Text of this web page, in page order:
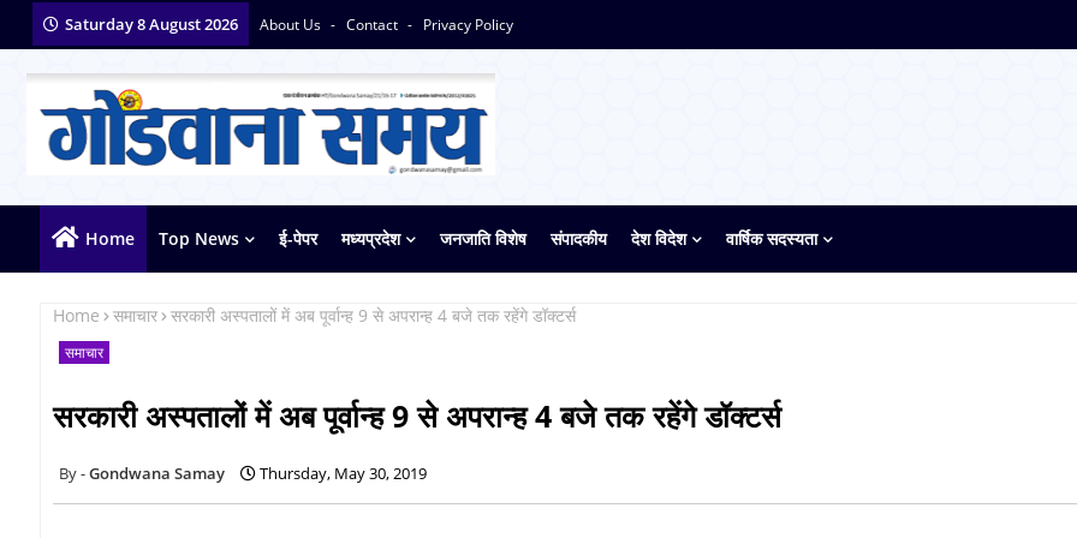
Saturday 8 August 2026 About Us Contact Privacy Policy
Home Top News ई-पेपर मध्यप्रदेश जनजाति विशेष संपादकीय देश विदेश वार्षिक सदस्यता
Home समाचार सरकारी अस्पतालों में अब पूर्वान्ह 9 से अपरान्ह 4 बजे तक रहेंगे डॉक्टर्स
समाचार
सरकारी अस्पतालों में अब पूर्वान्ह 9 से अपरान्ह 4 बजे तक रहेंगे डॉक्टर्स
Gondwana Samay Thursday, May 30, 2019